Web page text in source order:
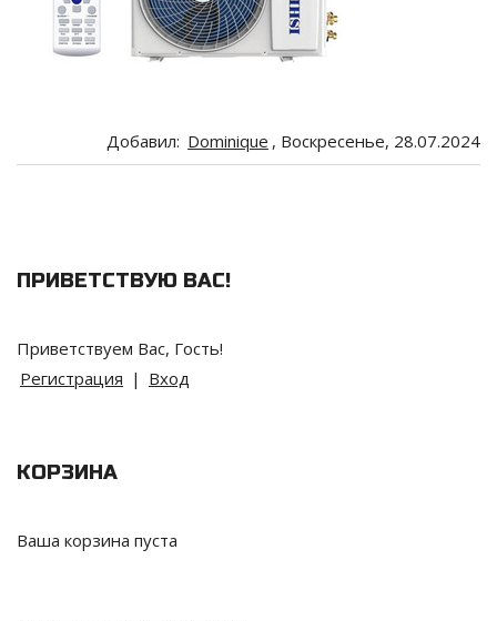
Добавил: Dominique , Воскресенье, 28.07.2024
ПРИВЕТСТВУЮ ВАС!
Приветствуем Вас, Гость!
Регистрация | Вход
КОРЗИНА
Ваша корзина пуста